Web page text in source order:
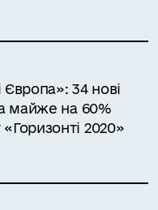
Європа»: 34 нові
майже на 60%
2020»